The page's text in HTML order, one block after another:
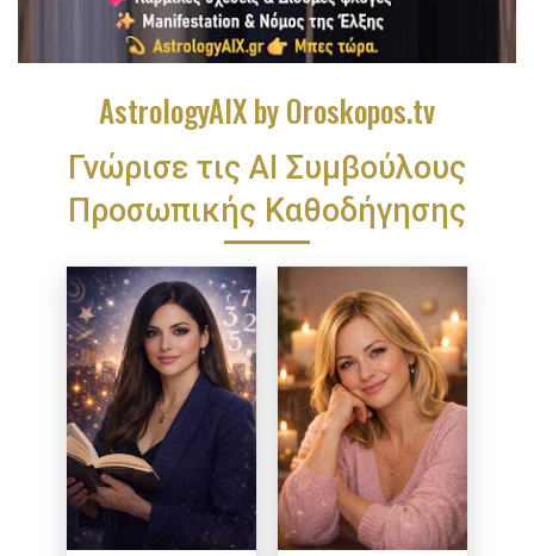
AstrologyAIX by Oroskopos.tv
Γνώρισε τις ΑΙ Συμβούλους
Προσωπικής Καθοδήγησης